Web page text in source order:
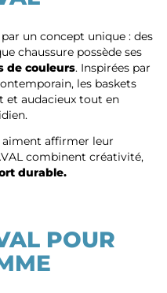
un concept unique : des
chaussure possède ses
de couleurs. Inspirées par
les baskets
et audacieux tout en
aiment affirmer leur
combinent créativité,
durable.
POUR